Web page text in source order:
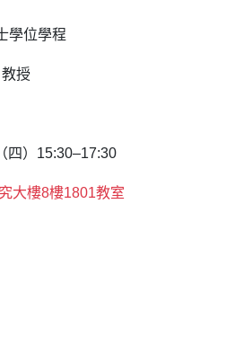
學位學程
授
四）15:30–17:30
大樓8樓1801教室